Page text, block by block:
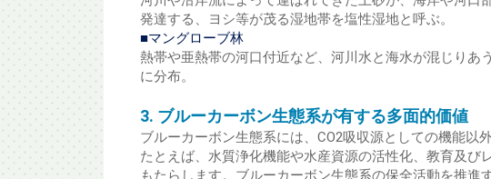
発達する、ヨシ等が茂る湿地帯を塩性湿地と呼ぶ。
■マングローブ林
熱帯や亜熱帯の河口付近など、河川水と海水が混じり
に分布。
3. ブルーカーボン生態系が有する多面的価値
ブルーカーボン生態系には、CO2吸収源としての機能以
たとえば、水質浄化機能や水産資源の活性化、教育及